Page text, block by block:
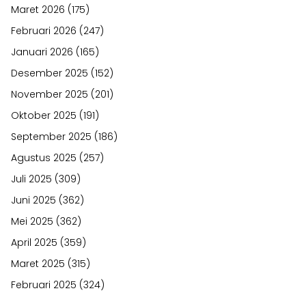
Maret 2026 (175)
Februari 2026 (247)
Januari 2026 (165)
Desember 2025 (152)
November 2025 (201)
Oktober 2025 (191)
September 2025 (186)
Agustus 2025 (257)
Juli 2025 (309)
Juni 2025 (362)
Mei 2025 (362)
April 2025 (359)
Maret 2025 (315)
Februari 2025 (324)